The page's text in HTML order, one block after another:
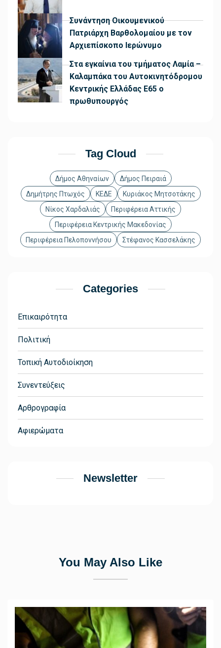
Συνάντηση Οικουμενικού
Πατριάρχη Βαρθολομαίου με τον
Αρχιεπίσκοπο Ιερώνυμο
Στα εγκαίνια του τμήματος Λαμία –
Καλαμπάκα του Αυτοκινητόδρομου
Κεντρικής Ελλάδας Ε65 ο
πρωθυπουργός
Tag Cloud
Δήμος Αθηναίων
Δήμος Πειραιά
Δημήτρης Πτωχός
ΚΕΔΕ
Κυριάκος Μητσοτάκης
Νίκος Χαρδαλιάς
Περιφέρεια Αττικής
Περιφέρεια Κεντρικής Μακεδονίας
Περιφέρεια Πελοποννήσου
Στέφανος Κασσελάκης
Categories
Επικαιρότητα
Πολιτική
Τοπική Αυτοδιοίκηση
Συνεντεύξεις
Αρθρογραφία
Αφιερώματα
Newsletter
You May Also Like